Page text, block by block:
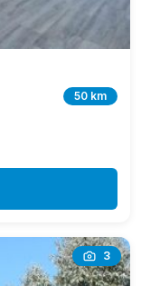
50 km
3